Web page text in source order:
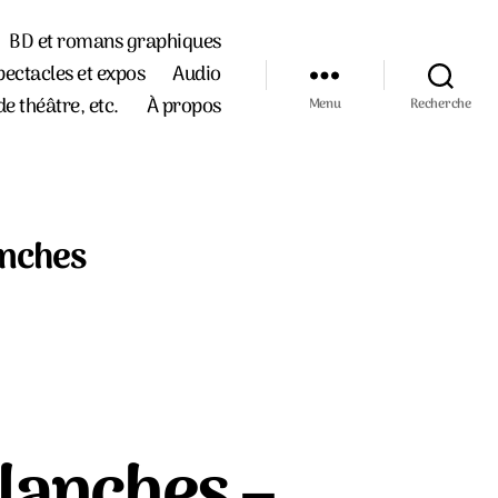
BD et romans graphiques
et expos
Audio
théâtre, etc.
À propos Menu Recherche